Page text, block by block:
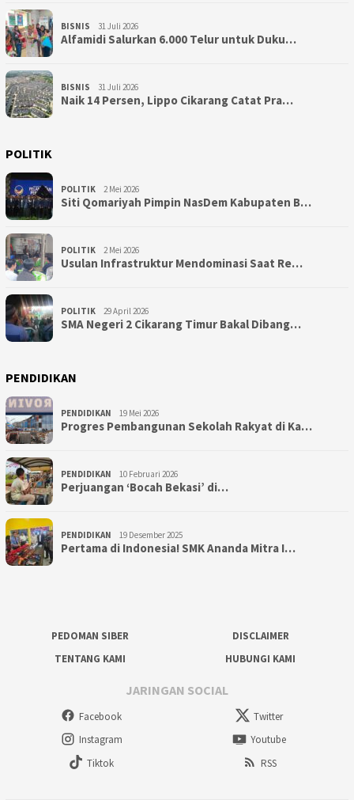
BISNIS 31 Juli 2026
Alfamidi Salurkan 6.000 Telur untuk Duku…
BISNIS 31 Juli 2026
Naik 14 Persen, Lippo Cikarang Catat Pra…
POLITIK
POLITIK 2 Mei 2026
Siti Qomariyah Pimpin NasDem Kabupaten B…
POLITIK 2 Mei 2026
Usulan Infrastruktur Mendominasi Saat Re…
POLITIK 29 April 2026
SMA Negeri 2 Cikarang Timur Bakal Dibang…
PENDIDIKAN
PENDIDIKAN 19 Mei 2026
Progres Pembangunan Sekolah Rakyat di Ka…
PENDIDIKAN 10 Februari 2026
Perjuangan ‘Bocah Bekasi’ di…
PENDIDIKAN 19 Desember 2025
Pertama di Indonesia! SMK Ananda Mitra I…
PEDOMAN SIBER
DISCLAIMER
TENTANG KAMI
HUBUNGI KAMI
JARINGAN SOCIAL
Facebook
Twitter
Instagram
Youtube
Tiktok
RSS